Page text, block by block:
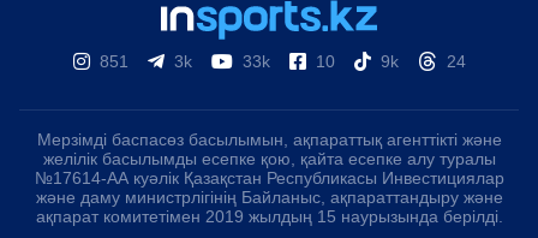
851 3k 33k 10 9k 24
Мерзімді баспасөз басылымын, ақпараттық агенттікті және
желілік басылымды есепке қою, қайта есепке алу туралы
№17614-АА куәлік Қазақстан Республикасы Инвестициялар
және даму министрлігінің Байланыс, ақпараттандыру және
ақпарат комитетімен 2019 жылдың 15 наурызында берілді.